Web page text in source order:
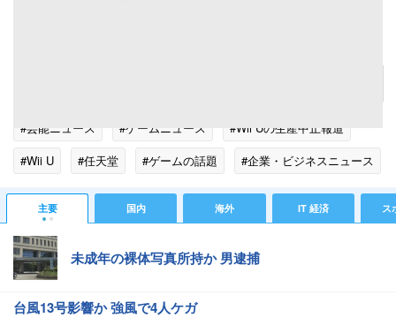
#芸能ニュース #ゲームニュース
#Wii Uの生産中止報道
#Wii U
#任天堂 #ゲームの話題 #企業・ビジネスニュース
主要 国内 海外 IT 経済 ス
未成年の裸体写真所持か 男逮捕
台風13号影響か 強風で4人ケガ